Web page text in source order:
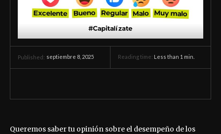
Published: septiembre 8, 2025 Reading time: Less than 1 min.
Queremos saber tu opinión sobre el desempeño de los